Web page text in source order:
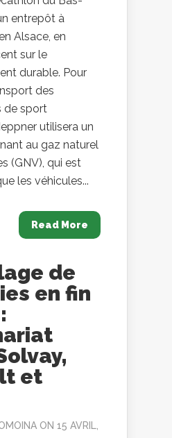
entrepôt à
Alsace, en
sur le
durable. Pour
des
de sport
utilisera un
au gaz naturel
(GNV), qui est
les véhicules...
Read More
de
en fin
et
ON 15 AVRIL,